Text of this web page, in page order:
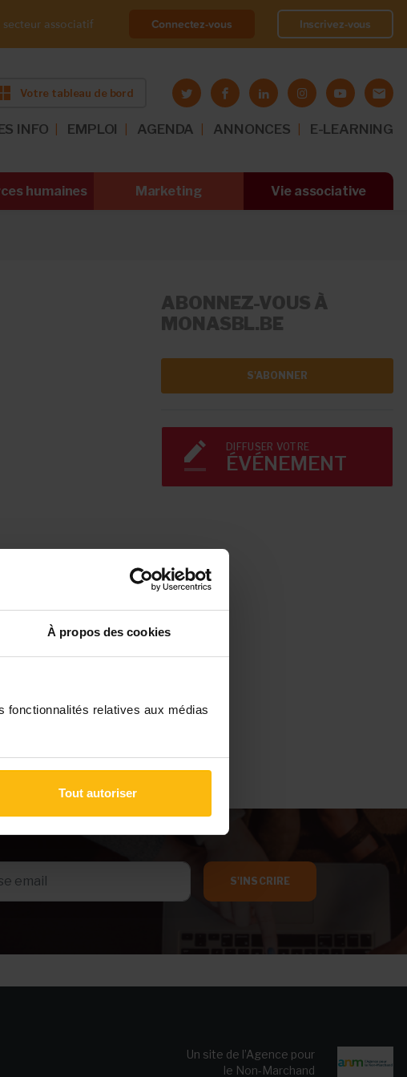
À propos des cookies
fonctionnalités relatives aux médias
Tout autoriser
associatif Connectez-vous Inscrivez-vous
Votre tableau de bord
INFO EMPLOI AGENDA ANNONCES E-LEARNING
humaines Marketing Vie associative
ABONNEZ-VOUS À
MONASBL.BE
S'ABONNER
DIFFUSER VOTRE
ÉVÉNEMENT
S'INSCRIRE
Un site de l’Agence pour
le Non-Marchand